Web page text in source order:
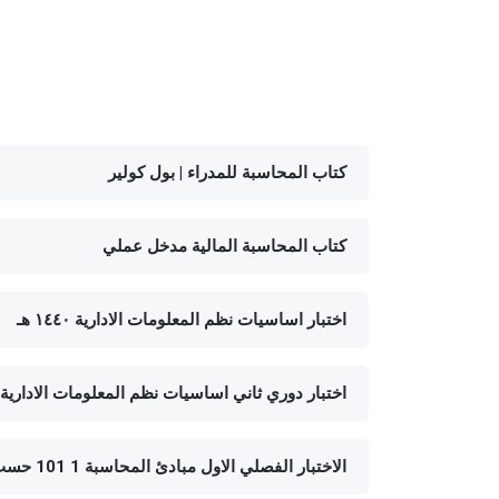
كتاب المحاسبة للمدراء | بول كولير
كتاب المحاسبة المالية مدخل عملي
اختبار اساسيات نظم المعلومات الادارية ١٤٤٠ هـ
اختبار دوري ثاني اساسيات نظم المعلومات الادارية
الاختبار الفصلي الاول مبادئ المحاسبة 1 101 حسب 3 الفصل الاول 1438هـ